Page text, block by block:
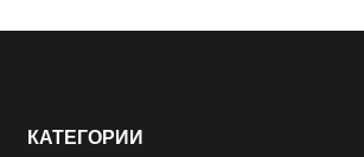
КАТЕГОРИИ